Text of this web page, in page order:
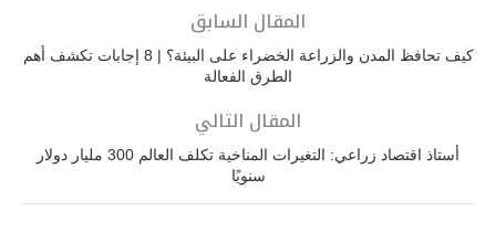
المقال السابق
كيف تحافظ المدن والزراعة الخضراء على البيئة؟ | 8 إجابات تكشف أهم
الطرق الفعالة
المقال التالي
أستاذ اقتصاد زراعي: التغيرات المناخية تكلف العالم 300 مليار دولار
سنويًا